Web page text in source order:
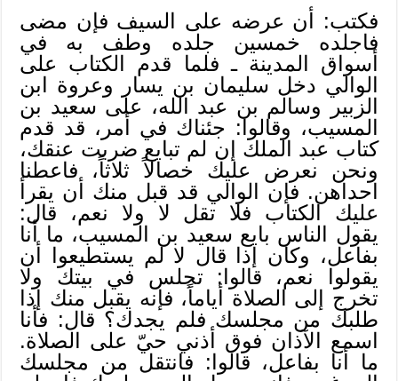
فكتب: أن عرضه على السيف فإن مضى
فاجلده خمسين جلده وطف به في
أسواق المدينة ـ فلما قدم الكتاب على
الوالي دخل سليمان بن يسار وعروة ابن
الزبير وسالم بن عبد الله، على سعيد بن
المسيب، وقالوا: جئناك في أمر، قد قدم
كتاب عبد الملك إن لم تبايع ضربت عنقك،
ونحن نعرض عليك خصالاً ثلاثاً، فاعطنا
احداهن. فإن الوالي قد قبل منك أن يقرأ
عليك الكتاب فلا تقل لا ولا نعم، قال:
يقول الناس بايع سعيد بن المسيب، ما أنا
بفاعل، وكان إذا قال لا لم يستطيعوا أن
يقولوا نعم، قالوا: تجلس في بيتك ولا
تخرج إلى الصلاة أياماً، فإنه يقبل منك إذا
طلبك من مجلسك فلم يجدك؟ قال: فأنا
اسمع الآذان فوق أذني حيّ على الصلاة.
ما أنا بفاعل، قالوا: فانتقل من مجلسك